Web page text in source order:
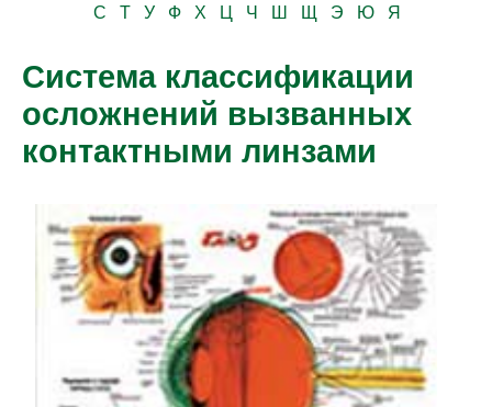
С
Т У Ф Х Ц Ч Ш Щ Э Ю Я
Система классификации
осложнений вызванных
контактными линзами